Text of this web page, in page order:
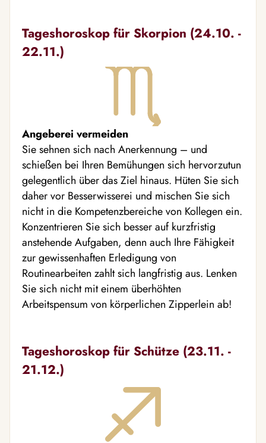
Tageshoroskop für Skorpion (24.10. -
22.11.)
Angeberei vermeiden
Sie sehnen sich nach Anerkennung – und
schießen bei Ihren Bemühungen sich hervorzutun
gelegentlich über das Ziel hinaus. Hüten Sie sich
daher vor Besserwisserei und mischen Sie sich
nicht in die Kompetenzbereiche von Kollegen ein.
Konzentrieren Sie sich besser auf kurzfristig
anstehende Aufgaben, denn auch Ihre Fähigkeit
zur gewissenhaften Erledigung von
Routinearbeiten zahlt sich langfristig aus. Lenken
Sie sich nicht mit einem überhöhten
Arbeitspensum von körperlichen Zipperlein ab!
Tageshoroskop für Schütze (23.11. -
21.12.)